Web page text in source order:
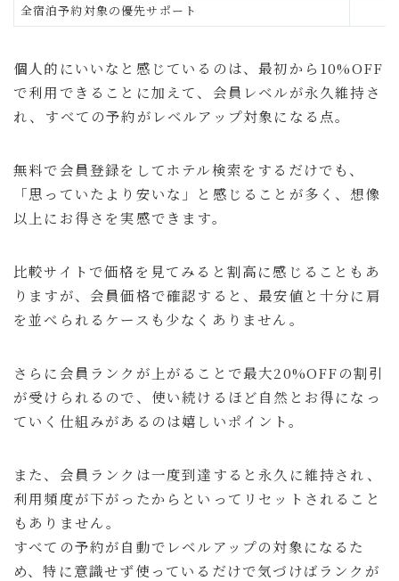
全宿泊予約対象の優先サポート
個人的にいいなと感じているのは、最初から10%OFF
で利用できることに加えて、会員レベルが永久維持さ
れ、すべての予約がレベルアップ対象になる点。
無料で会員登録をしてホテル検索をするだけでも、
「思っていたより安いな」と感じることが多く、想像
以上にお得さを実感できます。
比較サイトで価格を見てみると割高に感じることもあ
りますが、会員価格で確認すると、最安値と十分に肩
を並べられるケースも少なくありません。
さらに会員ランクが上がることで最大20%OFFの割引
が受けられるので、使い続けるほど自然とお得になっ
ていく仕組みがあるのは嬉しいポイント。
また、会員ランクは一度到達すると永久に維持され、
利用頻度が下がったからといってリセットされること
もありません。
すべての予約が自動でレベルアップの対象になるた
め、特に意識せず使っているだけで気づけばランクが